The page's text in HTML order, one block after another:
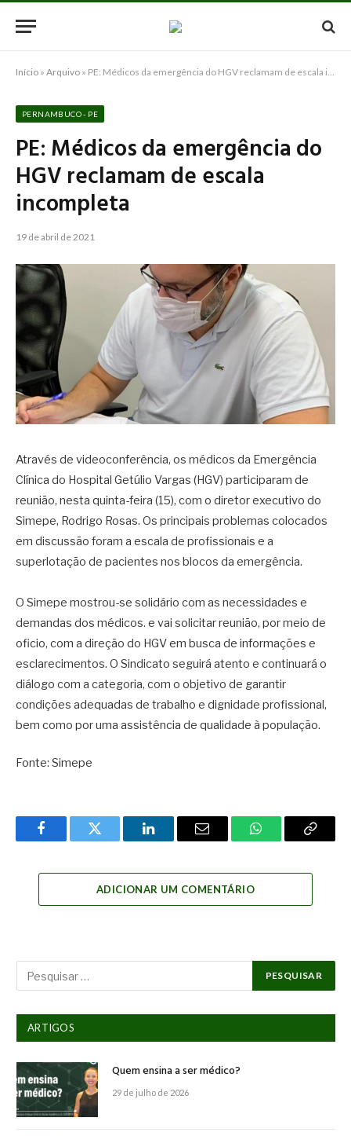
Início » Arquivo » PE: Médicos da emergência do HGV reclamam de escala incompleta
PERNAMBUCO - PE
PE: Médicos da emergência do
HGV reclamam de escala
incompleta
19 de abril de 2021
Através de videoconferência, os médicos da Emergência
Clínica do Hospital Getúlio Vargas (HGV) participaram de
reunião, nesta quinta-feira (15), com o diretor executivo do
Simepe, Rodrigo Rosas. Os principais problemas colocados
em discussão foram a escala de profissionais e a
superlotação de pacientes nos blocos da emergência.
O Simepe mostrou-se solidário com as necessidades e
demandas dos médicos. e vai solicitar reunião, por meio de
oficio, com a direção do HGV em busca de informações e
esclarecimentos. O Sindicato seguirá atento e continuará o
diálogo com a categoria, com o objetivo de garantir
condições adequadas de trabalho e dignidade profissional,
bem como por uma assistência de qualidade à população.
Fonte: Simepe
FacebookTwitter LinkedInEmail WhatsAppCopy
ADICIONAR UM COMENTÁRIO
ARTIGOS
Quem ensina a ser médico?
29 de julho de 2026